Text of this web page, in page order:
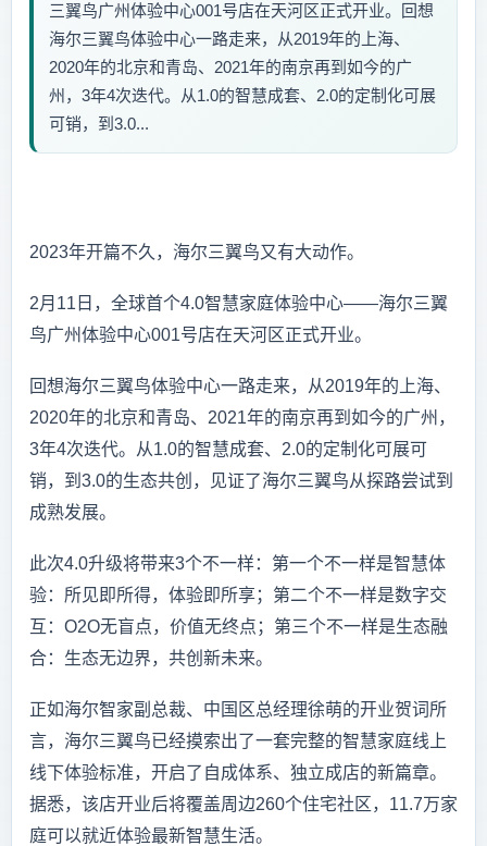
三翼鸟广州体验中心001号店在天河区正式开业。回想
海尔三翼鸟体验中心一路走来，从2019年的上海、
2020年的北京和青岛、2021年的南京再到如今的广
州，3年4次迭代。从1.0的智慧成套、2.0的定制化可展
可销，到3.0...
2023年开篇不久，海尔三翼鸟又有大动作。
2月11日，全球首个4.0智慧家庭体验中心——海尔三翼
鸟广州体验中心001号店在天河区正式开业。
回想海尔三翼鸟体验中心一路走来，从2019年的上海、
2020年的北京和青岛、2021年的南京再到如今的广州，
3年4次迭代。从1.0的智慧成套、2.0的定制化可展可
销，到3.0的生态共创，见证了海尔三翼鸟从探路尝试到
成熟发展。
此次4.0升级将带来3个不一样：第一个不一样是智慧体
验：所见即所得，体验即所享；第二个不一样是数字交
互：O2O无盲点，价值无终点；第三个不一样是生态融
合：生态无边界，共创新未来。
正如海尔智家副总裁、中国区总经理徐萌的开业贺词所
言，海尔三翼鸟已经摸索出了一套完整的智慧家庭线上
线下体验标准，开启了自成体系、独立成店的新篇章。
据悉，该店开业后将覆盖周边260个住宅社区，11.7万家
庭可以就近体验最新智慧生活。